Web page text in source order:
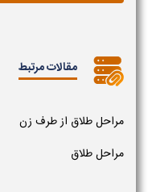
مقالات مرتبط
مراحل طلاق از طرف زن
مراحل طلاق